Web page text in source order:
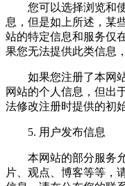
您可以选择浏览和使
息，但是如上所述，某
站的特定信息和服务仅
果您无法提供此类信息
如果您注册了本网站
网站的个人信息，但出
法修改注册时提供的初
5. 用户发布信息
本网站的部分服务允
片、观点、博客等等，